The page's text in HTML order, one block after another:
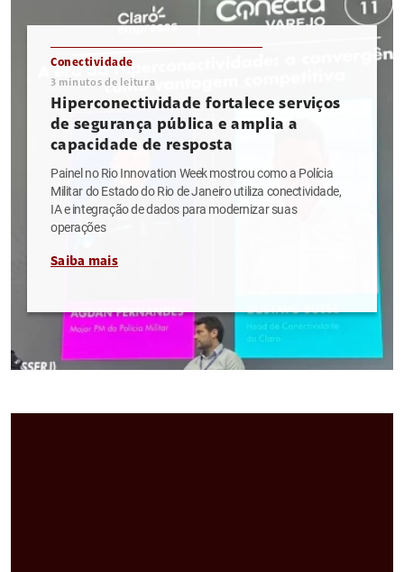
Conectividade
3 minutos de leitura
Hiperconectividade fortalece serviços
de segurança pública e amplia a
capacidade de resposta
Painel no Rio Innovation Week mostrou como a Polícia
Militar do Estado do Rio de Janeiro utiliza conectividade,
IA e integração de dados para modernizar suas
operações
Saiba mais